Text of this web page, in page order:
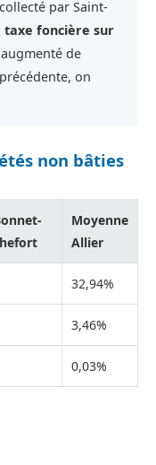
par Saint-
taxe foncière sur
de
on
non bâties
Moyenne
Allier
32,94%
3,46%
0,03%